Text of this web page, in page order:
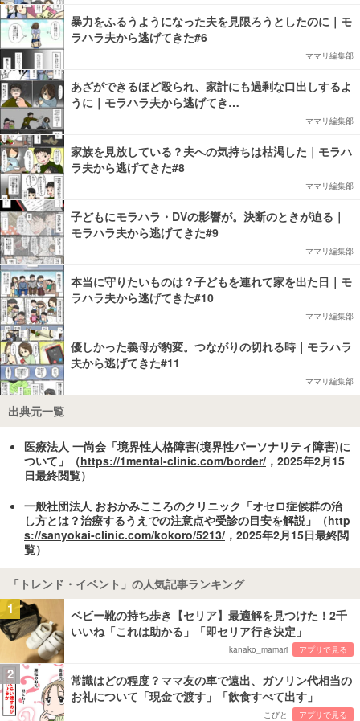
暴力をふるうようになった夫を見限ろうとしたのに｜モ
ラハラ夫から逃げてきた#6
ママリ編集部
あざができるほど殴られ、家計にも過剰な口出しするよ
うに｜モラハラ夫から逃げてき…
ママリ編集部
家族を見放している？夫への気持ちは枯渇した｜モラハ
ラ夫から逃げてきた#8
ママリ編集部
子どもにモラハラ・DVの影響が。決断のときが迫る｜
モラハラ夫から逃げてきた#9
ママリ編集部
本当に守りたいものは？子どもを連れて家を出た日｜モ
ラハラ夫から逃げてきた#10
ママリ編集部
優しかった義母が豹変。つながりの切れる時｜モラハラ
夫から逃げてきた#11
ママリ編集部
出典元一覧
医療法人 一尚会「境界性人格障害(境界性パーソナリティ障害)に
ついて」（https://1mental-clinic.com/border/ ，2025年2月15
日最終閲覧）
一般社団法人 おおかみこころのクリニック「オセロ症候群の治
し方とは？治療するうえでの注意点や受診の目安を解説」（http
s://sanyokai-clinic.com/kokoro/5213/ ，2025年2月15日最終閲
覧）
「トレンド・イベント」の人気記事ランキング
1
ベビー靴の持ち歩き【セリア】最適解を見つけた！2千
いいね「これは助かる」「即セリア行き決定」
kanako_mamari アプリで見る
2
常識はどの程度？ママ友の車で遠出、ガソリン代相当の
お礼について「現金で渡す」「飲食すべて出す」
こびと アプリで見る